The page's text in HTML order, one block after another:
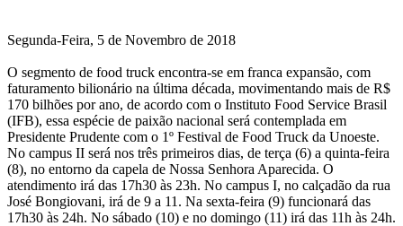
Segunda-Feira, 5 de Novembro de 2018
O segmento de food truck encontra-se em franca expansão, com
faturamento bilionário na última década, movimentando mais de R$
170 bilhões por ano, de acordo com o Instituto Food Service Brasil
(IFB), essa espécie de paixão nacional será contemplada em
Presidente Prudente com o 1º Festival de Food Truck da Unoeste.
No campus II será nos três primeiros dias, de terça (6) a quinta-feira
(8), no entorno da capela de Nossa Senhora Aparecida. O
atendimento irá das 17h30 às 23h. No campus I, no calçadão da rua
José Bongiovani, irá de 9 a 11. Na sexta-feira (9) funcionará das
17h30 às 24h. No sábado (10) e no domingo (11) irá das 11h às 24h.